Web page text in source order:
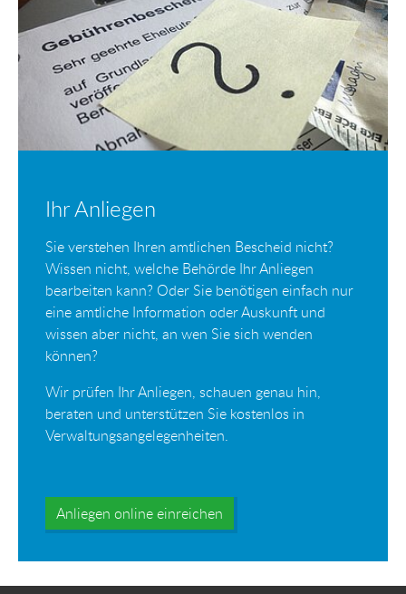
Ihr Anliegen
Sie verstehen Ihren amtlichen Bescheid nicht?
Wissen nicht, welche Behörde Ihr Anliegen
bearbeiten kann? Oder Sie benötigen einfach nur
eine amtliche Information oder Auskunft und
wissen aber nicht, an wen Sie sich wenden
können?
Wir prüfen Ihr Anliegen, schauen genau hin,
beraten und unterstützen Sie kostenlos in
Verwaltungsangelegenheiten.
Anliegen online einreichen